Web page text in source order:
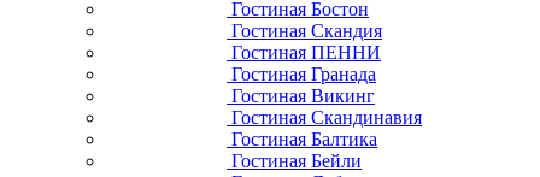
Гостиная Бостон
Гостиная Скандия
Гостиная ПЕННИ
Гостиная Гранада
Гостиная Викинг
Гостиная Скандинавия
Гостиная Балтика
Гостиная Бейли